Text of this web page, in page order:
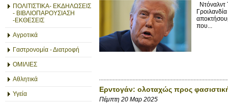
ΠΟΛΙΤΙΣΤΙΚΑ- ΕΚΔΗΛΩΣΕΙΣ
- ΒΙΒΛΙΟΠΑΡΟΥΣΙΑΣΗ
-ΕΚΘΕΣΕΙΣ
Αγροτικά
Γαστρονομία - Διατροφή
ΟΜΙΛΙΕΣ
Αθλητικά
Υγεία
Ντόναλντ
που...
Ερντογάν: ολοταχώς προς
Πέμπτη 20 Μαρ 2025